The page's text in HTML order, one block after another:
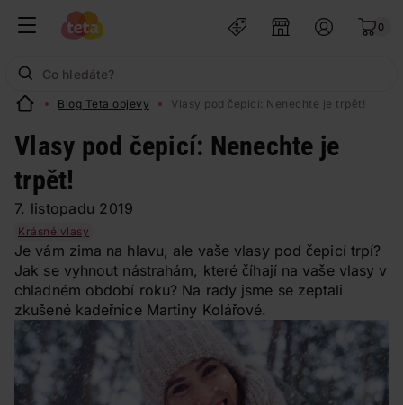
0
Blog Teta objevy Vlasy pod čepicí: Nenechte je trpět!
Vlasy pod čepicí: Nenechte je
trpět!
7. listopadu 2019
Krásné vlasy
Je vám zima na hlavu, ale vaše vlasy pod čepicí trpí?
Jak se vyhnout nástrahám, které číhají na vaše vlasy v
chladném období roku? Na rady jsme se zeptali
zkušené kadeřnice Martiny Kolářové.